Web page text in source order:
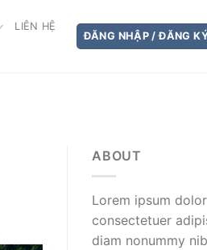
LIÊN HỆ
ĐĂNG NHẬP / ĐĂNG
ABOUT
Lorem ipsum
consectetuer
diam nonummy